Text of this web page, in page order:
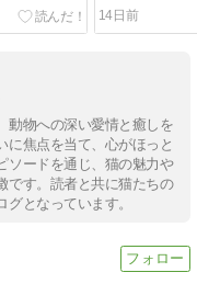
14日前
動物への深い愛情と癒しを
に焦点を当て、心がほっと
ソードを通じ、猫の魅力や
です。読者と共に猫たちの
となっています。